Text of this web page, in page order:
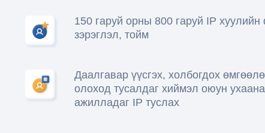
150 гаруй орны 800 гаруй IP
зэрэглэл, тойм
Даалгавар үүсгэх, холбогдох
олоход тусалдаг хиймэл оюун
ажилладаг IP туслах